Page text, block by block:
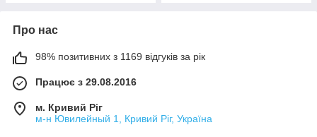
Про нас
98% позитивних з 1169 відгуків за рік
Працює з 29.08.2016
м. Кривий Ріг
м-н Ювилейный 1, Кривий Ріг, Україна